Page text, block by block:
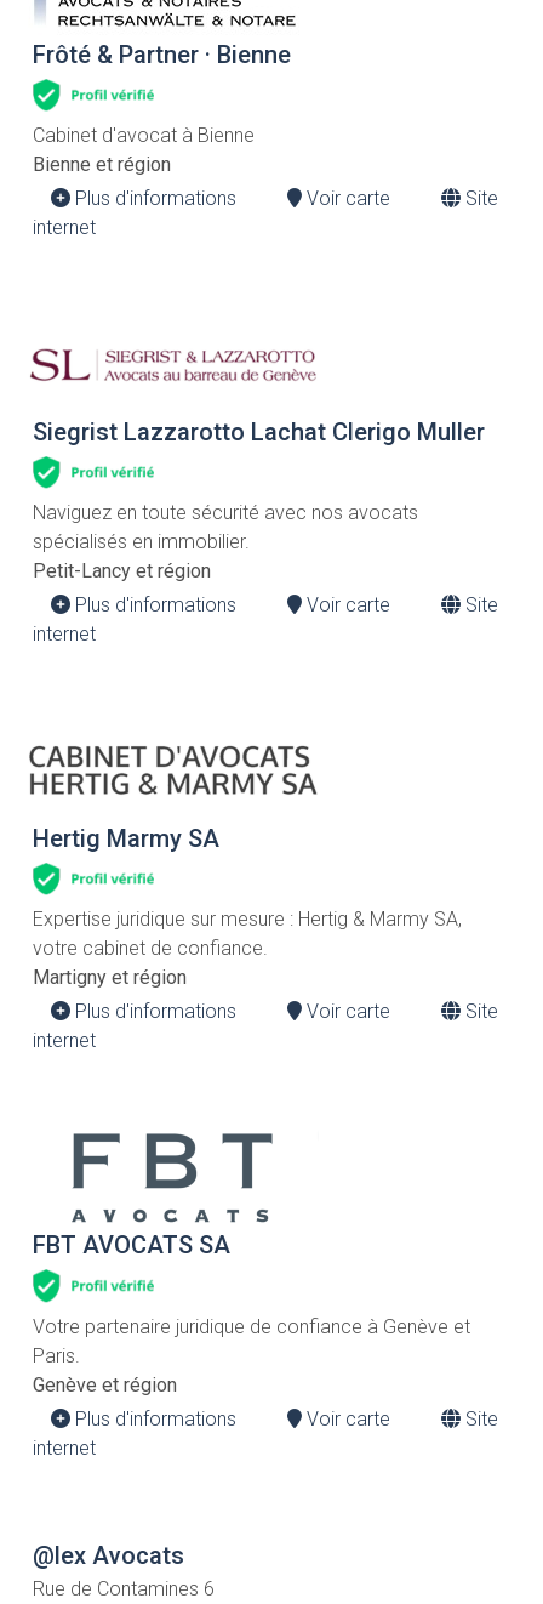
Frôté & Partner · Bienne
Cabinet d'avocat à Bienne
Bienne et région
Plus d'informations
Voir carte
Site
internet
Siegrist Lazzarotto Lachat Clerigo Muller
Naviguez en toute sécurité avec nos avocats
spécialisés en immobilier.
Petit-Lancy et région
Plus d'informations
Voir carte
Site
internet
Hertig Marmy SA
Expertise juridique sur mesure : Hertig & Marmy SA,
votre cabinet de confiance.
Martigny et région
Plus d'informations
Voir carte
Site
internet
FBT AVOCATS SA
Votre partenaire juridique de confiance à Genève et
Paris.
Genève et région
Plus d'informations
Voir carte
Site
internet
@lex Avocats
Rue de Contamines 6